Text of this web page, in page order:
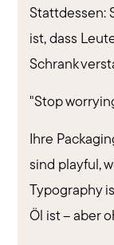
Stattdessen:
ist, dass
Schrank
"Stop
Ihre
sind playful,
Typography
Öl ist – aber